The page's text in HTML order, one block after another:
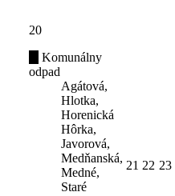
20
Komunálny
odpad
Agátová,
Hlotka,
Horenická
Hôrka,
Javorová,
Medňanská,
Medné,
Staré
21 22 23